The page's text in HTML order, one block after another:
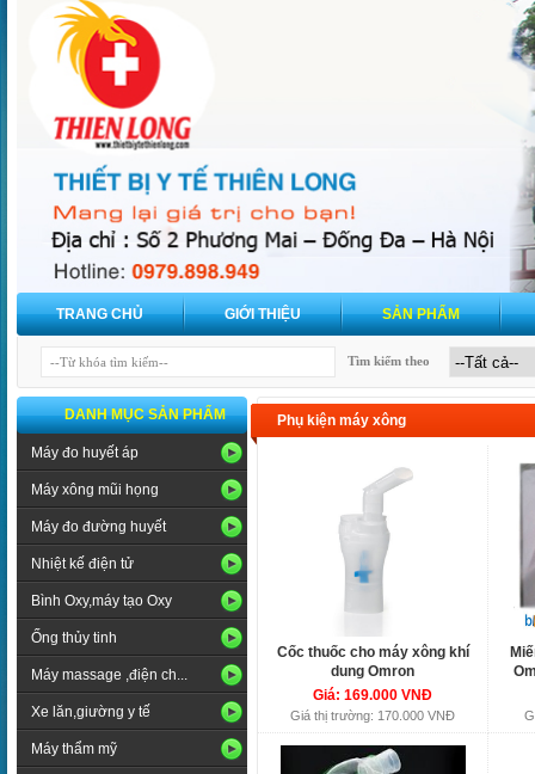
TRANG CHỦ GIỚI THIỆU SẢN PHẨM
Tìm kiếm theo
DANH MỤC SẢN PHẨM
Máy đo huyết áp
Máy xông mũi họng
Máy đo đường huyết
Nhiệt kế điện tử
Bình Oxy,máy tạo Oxy
Ống thủy tinh
Máy massage ,điện ch...
Xe lăn,giường y tế
Máy thẩm mỹ
Phụ kiện máy xông
Cốc thuốc cho máy xông khí
dung Omron
Giá: 169.000 VNĐ
Giá thị trường: 170.000 VNĐ